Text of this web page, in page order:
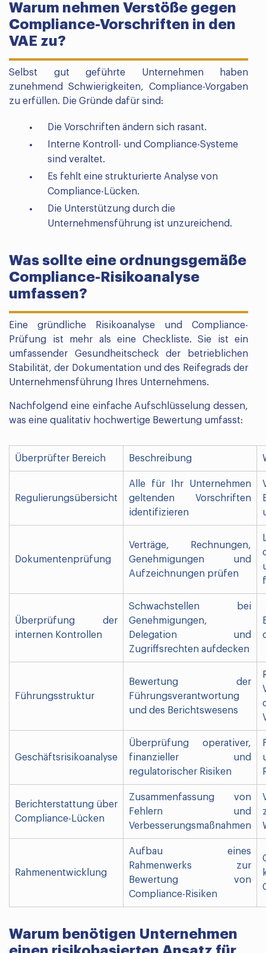
Warum nehmen Verstöße gegen
Compliance-Vorschriften in den
VAE zu?
Selbst gut geführte Unternehmen haben
zunehmend Schwierigkeiten, Compliance-Vorgaben
zu erfüllen. Die Gründe dafür sind:
Die Vorschriften ändern sich rasant.
Interne Kontroll- und Compliance-Systeme
sind veraltet.
Es fehlt eine strukturierte Analyse von
Compliance-Lücken.
Die Unterstützung durch die
Unternehmensführung ist unzureichend.
Was sollte eine ordnungsgemäße
Compliance-Risikoanalyse
umfassen?
Eine gründliche Risikoanalyse und Compliance-
Prüfung ist mehr als eine Checkliste. Sie ist ein
umfassender Gesundheitscheck der betrieblichen
Stabilität, der Dokumentation und des Reifegrads der
Unternehmensführung Ihres Unternehmens.
Nachfolgend eine einfache Aufschlüsselung dessen,
was eine qualitativ hochwertige Bewertung umfasst:
Überprüfter Bereich Beschreibung
Regulierungsübersicht
Alle für Ihr Unternehmen
geltenden Vorschriften
identifizieren
Dokumentenprüfung
Verträge, Rechnungen,
Genehmigungen und
Aufzeichnungen prüfen
Überprüfung der
internen Kontrollen
Schwachstellen bei
Genehmigungen,
Delegation und
Zugriffsrechten aufdecken
Führungsstruktur
Bewertung der
Führungsverantwortung
und des Berichtswesens
Geschäftsrisikoanalyse
Überprüfung operativer,
finanzieller und
regulatorischer Risiken
Berichterstattung über
Compliance-Lücken
Zusammenfassung von
Fehlern und
Verbesserungsmaßnahmen
Rahmenentwicklung
Aufbau eines
Rahmenwerks zur
Bewertung von
Compliance-Risiken
Warum benötigen Unternehmen